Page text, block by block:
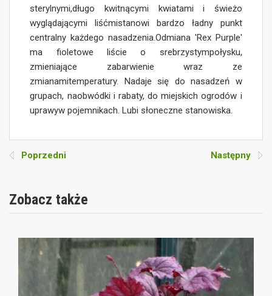
sterylnymi,długo kwitnącymi kwiatami i świeżo
wyglądającymi liśćmistanowi bardzo ładny punkt
centralny każdego nasadzenia.Odmiana 'Rex Purple'
ma fioletowe liście o srebrzystympołysku,
zmieniające zabarwienie wraz ze
zmianamitemperatury. Nadaje się do nasadzeń w
grupach, naobwódki i rabaty, do miejskich ogrodów i
uprawyw pojemnikach. Lubi słoneczne stanowiska.
Poprzedni Następny
Zobacz także